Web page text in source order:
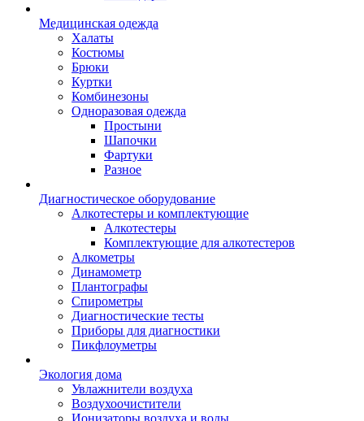
Медицинская одежда
Халаты
Костюмы
Брюки
Куртки
Комбинезоны
Одноразовая одежда
Простыни
Шапочки
Фартуки
Разное
Диагностическое оборудование
Алкотестеры и комплектующие
Алкотестеры
Комплектующие для алкотестеров
Алкометры
Динамометр
Плантографы
Спирометры
Диагностические тесты
Приборы для диагностики
Пикфлоуметры
Экология дома
Увлажнители воздуха
Воздухоочистители
Ионизаторы воздуха и воды